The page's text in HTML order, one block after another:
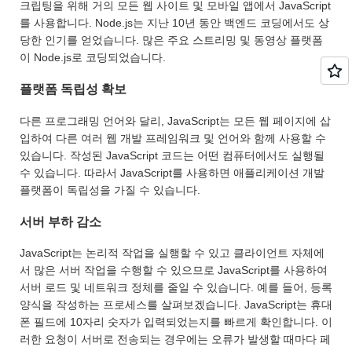
크립팅을 위해 거의 모든 웹 사이트 및 모바일 앱에서 JavaScript
를 사용합니다. Node.js는 지난 10년 동안 백엔드 코딩에서도 상
당한 인기를 얻었습니다. 많은 주요 스트리밍 및 동영상 플랫폼
이 Node.js로 코딩되었습니다.
플랫폼 독립성 확보
다른 프로그래밍 언어와 달리, JavaScript는 모든 웹 페이지에 삽
입하여 다른 여러 웹 개발 프레임워크 및 언어와 함께 사용할 수
있습니다. 작성된 JavaScript 코드는 어떤 컴퓨터에서도 실행될
수 있습니다. 따라서 JavaScript를 사용하면 애플리케이션 개발
플랫폼이 독립성을 가질 수 있습니다.
서버 부하 감소
JavaScript는 논리적 작업을 실행할 수 있고 클라이언트 자체에
서 많은 서버 작업을 수행할 수 있으므로 JavaScript를 사용하여
서버 로드 및 네트워크 정체를 줄일 수 있습니다. 예를 들어, 등록
양식을 작성하는 프로세스를 살펴보겠습니다. JavaScript는 휴대
폰 필드에 10자리 숫자가 입력되었는지를 빠르게 확인합니다. 이
러한 요청이 서버로 전송되는 경우에는 오류가 발생할 때마다 페